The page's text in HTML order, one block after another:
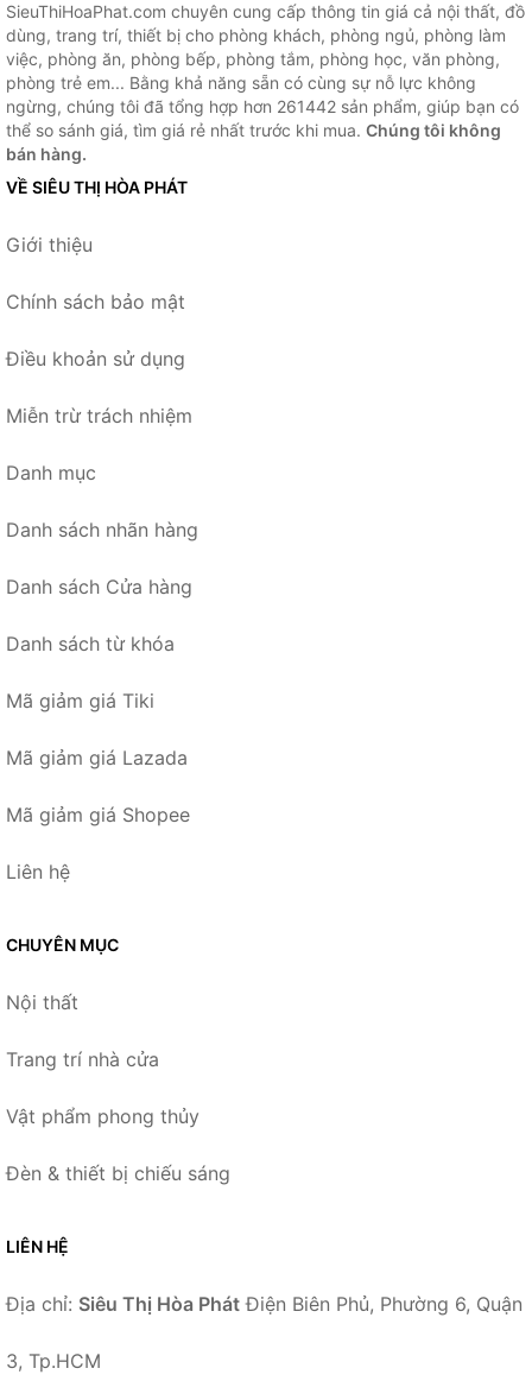
SieuThiHoaPhat.com chuyên cung cấp thông tin giá cả nội thất, đồ
dùng, trang trí, thiết bị cho phòng khách, phòng ngủ, phòng làm
việc, phòng ăn, phòng bếp, phòng tắm, phòng học, văn phòng,
phòng trẻ em... Bằng khả năng sẵn có cùng sự nỗ lực không
ngừng, chúng tôi đã tổng hợp hơn 261442 sản phẩm, giúp bạn có
thể so sánh giá, tìm giá rẻ nhất trước khi mua. Chúng tôi không
bán hàng.
VỀ SIÊU THỊ HÒA PHÁT
Giới thiệu
Chính sách bảo mật
Điều khoản sử dụng
Miễn trừ trách nhiệm
Danh mục
Danh sách nhãn hàng
Danh sách Cửa hàng
Danh sách từ khóa
Mã giảm giá Tiki
Mã giảm giá Lazada
Mã giảm giá Shopee
Liên hệ
CHUYÊN MỤC
Nội thất
Trang trí nhà cửa
Vật phẩm phong thủy
Đèn & thiết bị chiếu sáng
LIÊN HỆ
Địa chỉ: Siêu Thị Hòa Phát Điện Biên Phủ, Phường 6, Quận
3, Tp.HCM